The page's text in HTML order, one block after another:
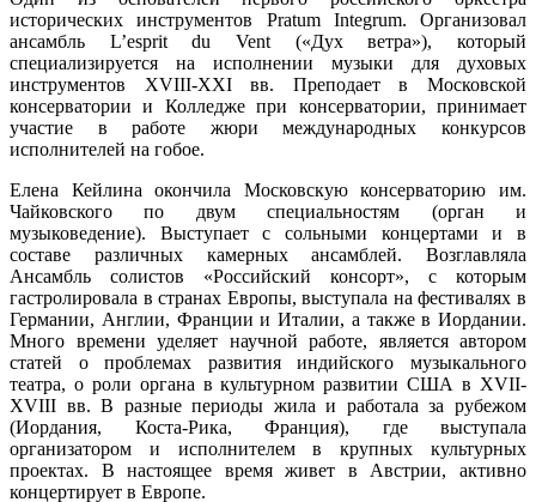
исторических инструментов Pratum Integrum. Организовал
ансамбль L’esprit du Vent («Дух ветра»), который
специализируется на исполнении музыки для духовых
инструментов XVIII-XXI вв. Преподает в Московской
консерватории и Колледже при консерватории, принимает
участие в работе жюри международных конкурсов
исполнителей на гобое.
Елена Кейлина окончила Московскую консерваторию им.
Чайковского по двум специальностям (орган и
музыковедение). Выступает с сольными концертами и в
составе различных камерных ансамблей. Возглавляла
Ансамбль солистов «Российский консорт», с которым
гастролировала в странах Европы, выступала на фестивалях в
Германии, Англии, Франции и Италии, а также в Иордании.
Много времени уделяет научной работе, является автором
статей о проблемах развития индийского музыкального
театра, о роли органа в культурном развитии США в XVII-
XVIII вв. В разные периоды жила и работала за рубежом
(Иордания, Коста-Рика, Франция), где выступала
организатором и исполнителем в крупных культурных
проектах. В настоящее время живет в Австрии, активно
концертирует в Европе.